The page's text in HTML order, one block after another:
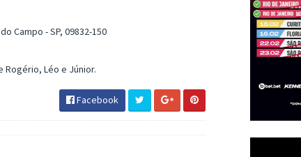
Campo - SP, 09832-150
Rogério, Léo e Júnior.
Facebook